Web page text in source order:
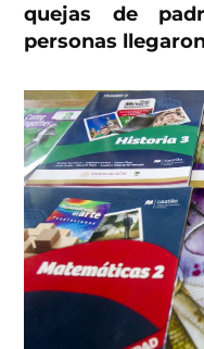
quejas de
personas